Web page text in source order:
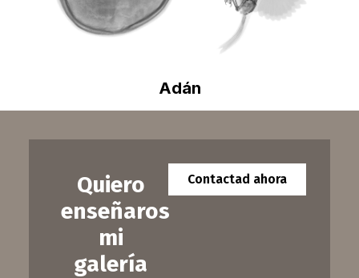
Adán
Quiero
enseñaros
mi
galería
Contactad ahora